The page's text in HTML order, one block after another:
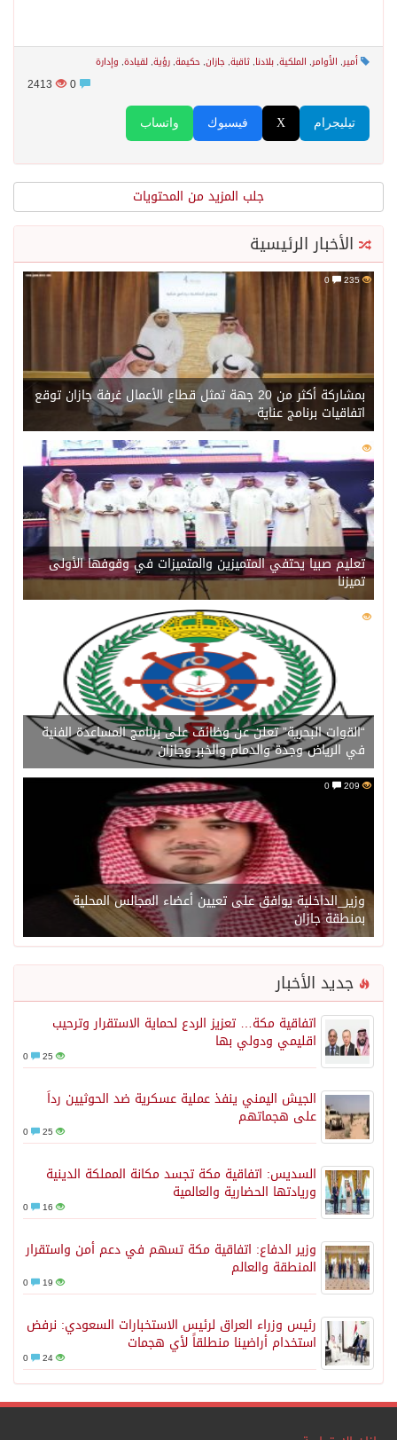
أمير, الأوامر, الملكية, بلادنا, ثاقبة, جازان, حكيمة, رؤية, لقيادة, وإدارة
2413
واتساب فيسبوك X تيليجرام
جلب المزيد من المحتويات
الأخبار الرئيسية
235
بمشاركة أكثر من 20 جهة تمثل قطاع الأعمال غرفة جازان توقع
اتفاقيات برنامج عناية
218
تعليم صبيا يحتفي المتميزين والمتميزات في وقوفها الأولى
تميزنا
211
“القوات البحرية” تعلن عن وظائف على برنامج المساعدة الفنية
في الرياض وجدة والدمام والخبر وجازان
209
وزير_الداخلية يوافق على تعيين أعضاء المجالس المحلية
بمنطقة جازان
جديد الأخبار
اتفاقية مكة… تعزيز الردع لحماية الاستقرار وترحيب
اقليمي ودولي بها
25
الجيش اليمني ينفذ عملية عسكرية ضد الحوثيين رداً
على هجماتهم
25
السديس: اتفاقية مكة تجسد مكانة المملكة الدينية
وريادتها الحضارية والعالمية
16
وزير الدفاع: اتفاقية مكة تسهم في دعم أمن واستقرار
المنطقة والعالم
19
رئيس وزراء العراق لرئيس الاستخبارات السعودي: نرفض
استخدام أراضينا منطلقاً لأي هجمات
24